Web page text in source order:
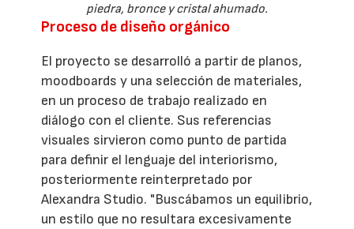
piedra, bronce y cristal ahumado.
Proceso de diseño orgánico
El proyecto se desarrolló a partir de planos,
moodboards y una selección de materiales,
en un proceso de trabajo realizado en
diálogo con el cliente. Sus referencias
visuales sirvieron como punto de partida
para definir el lenguaje del interiorismo,
posteriormente reinterpretado por
Alexandra Studio. "Buscábamos un equilibrio,
un estilo que no resultara excesivamente